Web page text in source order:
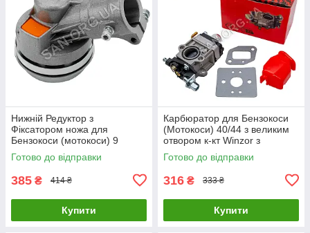
Нижній Редуктор з
Фіксатором ножа для
Бензокоси (мотокоси) 9
шліців d 26 мм
Готово до відправки
385 ₴ 414 ₴
Купити
Карбюратор для Бензокоси
(Мотокоси) 40/44 з великим
отвором к-кт Winzor з
прокладками
Готово до відправки
316 ₴ 333 ₴
Купити